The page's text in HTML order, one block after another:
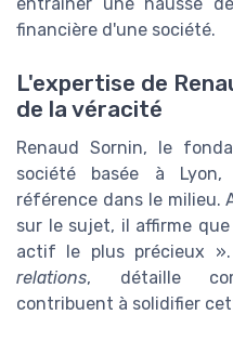
entraîner une hausse
financière d'une société.
L'expertise de
de la véracité
Renaud Sornin, le
société basée à
référence dans le milieu.
sur le sujet, il affirme
actif le plus précieux
relations, détaille
contribuent à solidifier